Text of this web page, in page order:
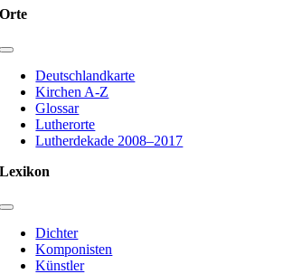
Orte
Toggle
NavigationDeutschlandkarte
Kirchen A-Z
Glossar
Lutherorte
Lutherdekade 2008–2017
Lexikon
Toggle
Navigation
Dichter
Komponisten
Künstler